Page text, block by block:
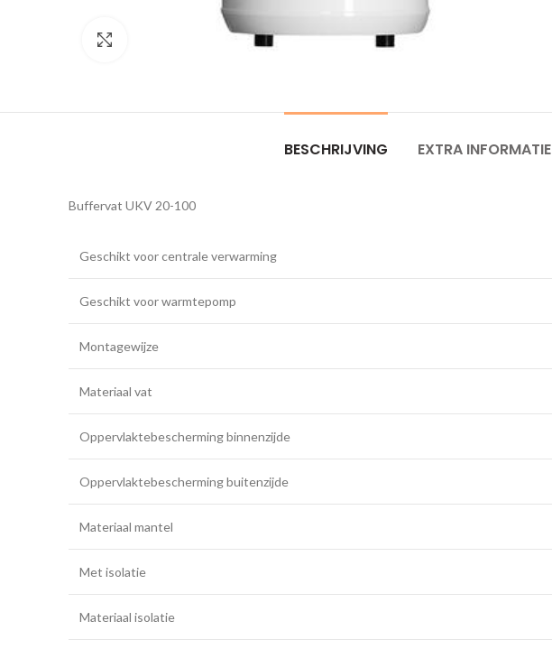
BESCHRIJVING EXTRA INFORMATIE
Buffervat UKV 20-100
Geschikt voor centrale verwarming
Geschikt voor warmtepomp
Montagewijze
Materiaal vat
Oppervlaktebescherming binnenzijde
Oppervlaktebescherming buitenzijde
Materiaal mantel
Met isolatie
Materiaal isolatie